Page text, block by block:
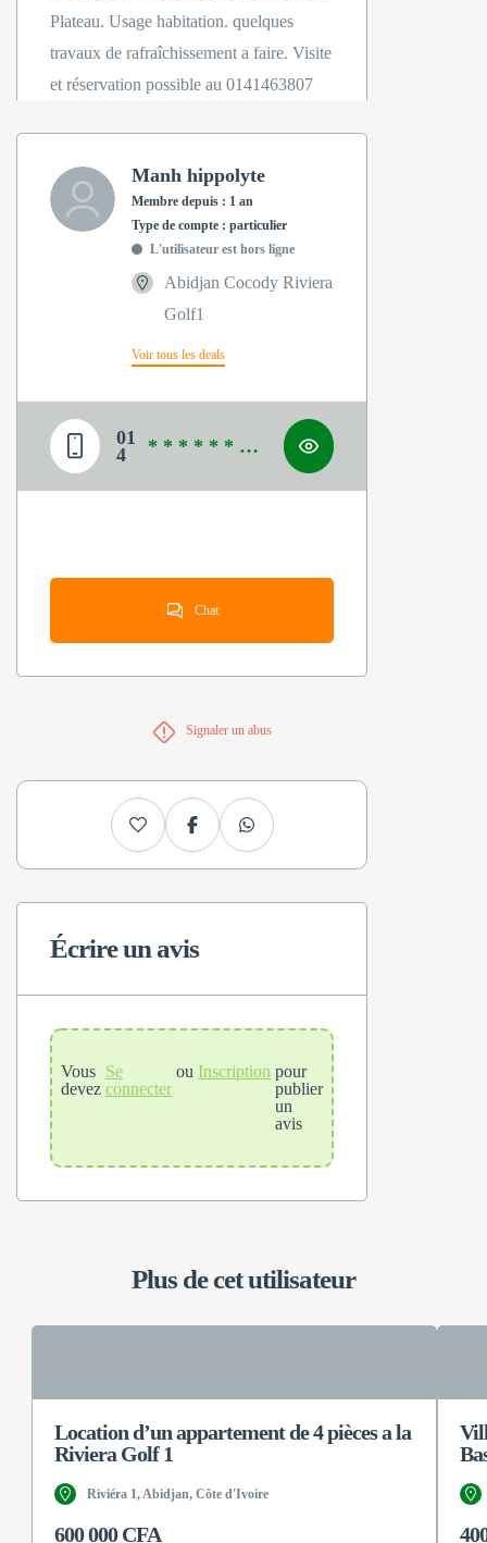
Plateau. Usage habitation. quelques
travaux de rafraîchissement a faire. Visite
et réservation possible au 0141463807
Manh hippolyte
Membre depuis : 1 an
type de compte : particulier
L'utilisateur est hors ligne
Abidjan Cocody Riviera
Golf1
Voir tous les deals
01
4
* * * * * * * *
Chat
Signaler un abus
Écrire un avis
Vous
devez
Se
connecter
ou Inscription pour
publier
un
avis
Plus de cet utilisateur
Location d’un appartement de 4 pièces a la
Riviera Golf 1
Riviéra 1, Abidjan, Côte d'Ivoire
600 000 CFA